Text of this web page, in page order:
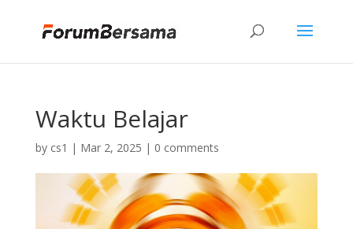
Waktu Belajar
by cs1 | Mar 2, 2025 | 0 comments